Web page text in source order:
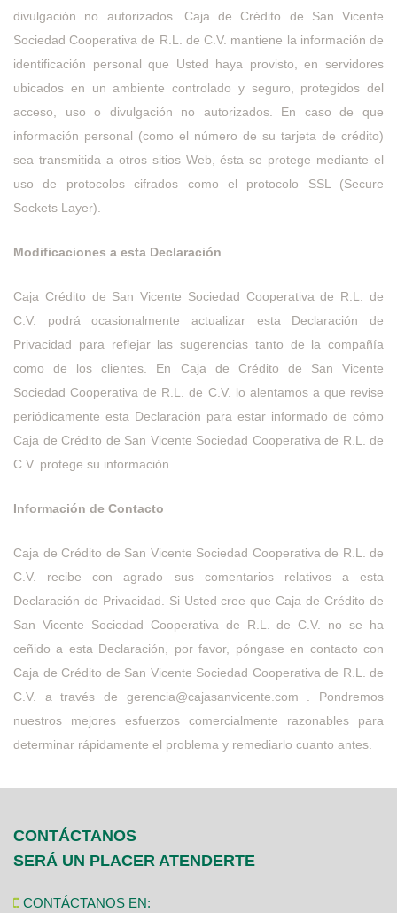
divulgación no autorizados. Caja de Crédito de San Vicente
Sociedad Cooperativa de R.L. de C.V. mantiene la información de
identificación personal que Usted haya provisto, en servidores
ubicados en un ambiente controlado y seguro, protegidos del
acceso, uso o divulgación no autorizados. En caso de que
información personal (como el número de su tarjeta de crédito)
sea transmitida a otros sitios Web, ésta se protege mediante el
uso de protocolos cifrados como el protocolo SSL (Secure
Sockets Layer).
Modificaciones a esta Declaración
Caja Crédito de San Vicente Sociedad Cooperativa de R.L. de
C.V. podrá ocasionalmente actualizar esta Declaración de
Privacidad para reflejar las sugerencias tanto de la compañía
como de los clientes. En Caja de Crédito de San Vicente
Sociedad Cooperativa de R.L. de C.V. lo alentamos a que revise
periódicamente esta Declaración para estar informado de cómo
Caja de Crédito de San Vicente Sociedad Cooperativa de R.L. de
C.V. protege su información.
Información de Contacto
Caja de Crédito de San Vicente Sociedad Cooperativa de R.L. de
C.V. recibe con agrado sus comentarios relativos a esta
Declaración de Privacidad. Si Usted cree que Caja de Crédito de
San Vicente Sociedad Cooperativa de R.L. de C.V. no se ha
ceñido a esta Declaración, por favor, póngase en contacto con
Caja de Crédito de San Vicente Sociedad Cooperativa de R.L. de
C.V. a través de gerencia@cajasanvicente.com . Pondremos
nuestros mejores esfuerzos comercialmente razonables para
determinar rápidamente el problema y remediarlo cuanto antes.
CONTÁCTANOS
SERÁ UN PLACER ATENDERTE
CONTÁCTANOS EN: